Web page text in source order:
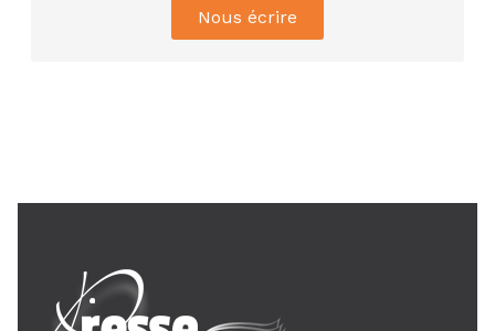
de l’UNJCI appelle à une...
Nous écrire